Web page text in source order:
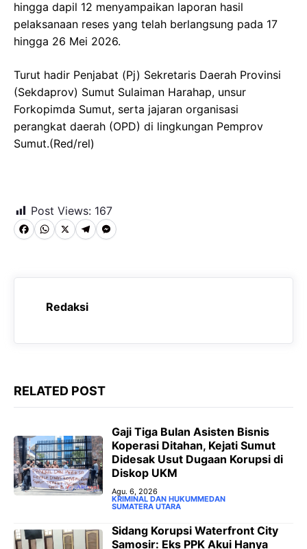
hingga dapil 12 menyampaikan laporan hasil
pelaksanaan reses yang telah berlangsung pada 17
hingga 26 Mei 2026.
Turut hadir Penjabat (Pj) Sekretaris Daerah Provinsi
(Sekdaprov) Sumut Sulaiman Harahap, unsur
Forkopimda Sumut, serta jajaran organisasi
perangkat daerah (OPD) di lingkungan Pemprov
Sumut.(Red/rel)
Post Views: 167
F
c
o
k
W
a
A
p
X T
l
e
r
m
M
s
n
e
r
Redaksi
RELATED POST
‎Gaji Tiga Bulan Asisten Bisnis
Koperasi Ditahan, Kejati Sumut
Didesak Usut Dugaan Korupsi di
Diskop UKM
Agu. 6, 2026
KRIMINAL DAN HUKUMMEDAN
SUMATERA UTARA
Sidang Korupsi Waterfront City
Samosir: Eks PPK Akui Hanya